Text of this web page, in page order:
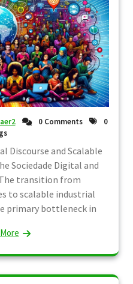
0 Comments
0
Discourse and Scalable
Sociedade Digital and
transition from
to scalable industrial
primary bottleneck in